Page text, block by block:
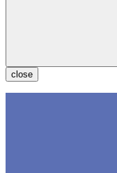
close